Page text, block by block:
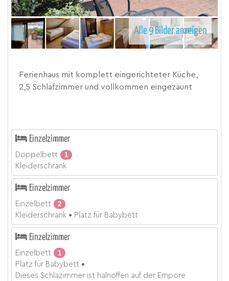
Alle 9 Bilder anzeigen
Ferienhaus mit komplett eingerichteter Küche,
2,5 Schlafzimmer und vollkommen eingezäunt
Einzelzimmer
Doppelbett
1
Kleiderschrank
Einzelzimmer
Einzelbett
2
Kleiderschrank
Platz für Babybett
Einzelzimmer
Einzelbett
1
Platz für Babybett
Dieses Schlazimmer ist halnoffen auf der Empore